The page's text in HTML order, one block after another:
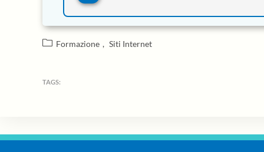
Formazione , Siti Internet
TAGS: